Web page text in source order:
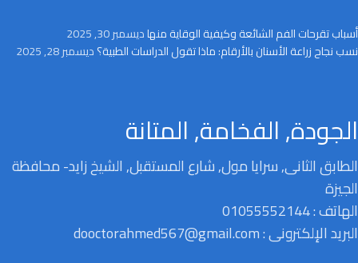
أسباب تقرحات الفم الشائعة وكيفية الوقاية منهاديسمبر 30, 2025
نسب نجاح زراعة الأسنان بالأرقام: ماذا تقول الدراسات الطبية؟ديسمبر 28, 2025
الجودة, الفخامة, المتانة
الطابق الثانى, سرايا مول, شارع المستقبل, الشيخ زايد- محافظة
الجيزة
الهاتف : 01055552144
البريد الإلكترونى : dooctorahmed567@gmail.com